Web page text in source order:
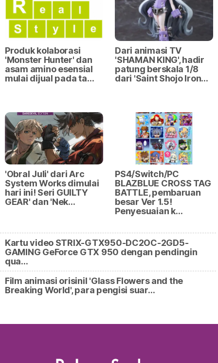
Produk kolaborasi
'Monster Hunter' dan
asam amino esensial
mulai dijual pada ta…
Dari animasi TV
'SHAMAN KING', hadir
patung berskala 1/8
dari 'Saint Shojo Iron…
'Obral Juli' dari Arc
System Works dimulai
hari ini! Seri GUILTY
GEAR' dan 'Nek…
PS4/Switch/PC
BLAZBLUE CROSS TAG
BATTLE, pembaruan
besar Ver 1.5!
Penyesuaian k…
Kartu video STRIX-GTX950-DC2OC-2GD5-
GAMING GeForce GTX 950 dengan pendingin
qua…
Film animasi orisinil 'Glass Flowers and the
Breaking World', para pengisi suar…